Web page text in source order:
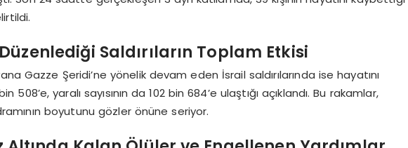
Saldırıların Toplam Etkisi
Gazze Şeridi’ne yönelik devam eden İsrail saldırılarında ise hayatını
508’e, yaralı sayısının da 102 bin 684’e ulaştığı açıklandı. Bu rakamlar,
boyutunu gözler önüne seriyor.